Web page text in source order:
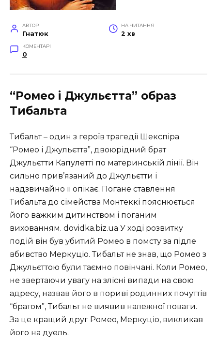
АВТОР
Гнатюк
НА ЧИТАННЯ
2 хв
КОМЕНТАРІ
0
“Ромео і Джульєтта” образ
Тибальта
Тибальт – один з героїв трагедії Шекспіра
“Ромео і Джульєтта”, двоюрідний брат
Джульєтти Капулетті по материнській лінії. Він
сильно прив’язаний до Джульєтти і
надзвичайно її опікає. Погане ставлення
Тибальта до сімейства Монтеккі пояснюється
його важким дитинством і поганим
вихованням. dovidka.biz.ua У ході розвитку
подій він був убитий Ромео в помсту за підле
вбивство Меркуціо. Тибальт не знав, що Ромео з
Джульєттою були таємно повінчані. Коли Ромео,
не звертаючи увагу на злісні випади на свою
адресу, назвав його в пориві родинних почуттів
“братом”, Тибальт не виявив належної поваги.
За це кращий друг Ромео, Меркуціо, викликав
його на дуель.